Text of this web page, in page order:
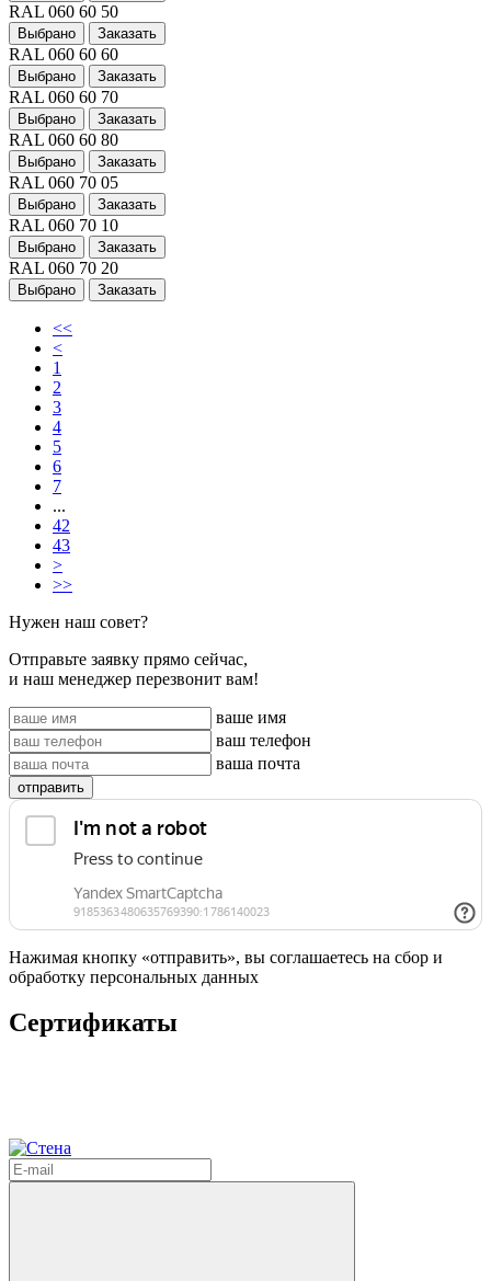
RAL 060 60 50
Выбрано Заказать
RAL 060 60 60
Выбрано Заказать
RAL 060 60 70
Выбрано Заказать
RAL 060 60 80
Выбрано Заказать
RAL 060 70 05
Выбрано Заказать
RAL 060 70 10
Выбрано Заказать
RAL 060 70 20
Выбрано Заказать
<<
<
1
2
3
4
5
6
7
...
42
43
>
>>
Нужен наш совет?
Отправьте заявку прямо сейчас,
и наш менеджер перезвонит вам!
ваше имя
ваш телефон
ваша почта
отправить
Нажимая кнопку «отправить», вы соглашаетесь на сбор и
обработку персональных данных
Сертификаты